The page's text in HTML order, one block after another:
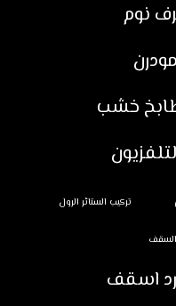
نوم
خشب
تركيب الستائر الرول
السقف
اسقف